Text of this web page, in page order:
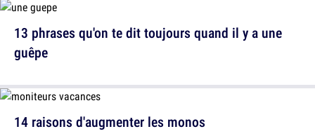
14 raisons d'augmenter les monos
13 phrases qu'on te dit toujours quand il y a une
guêpe